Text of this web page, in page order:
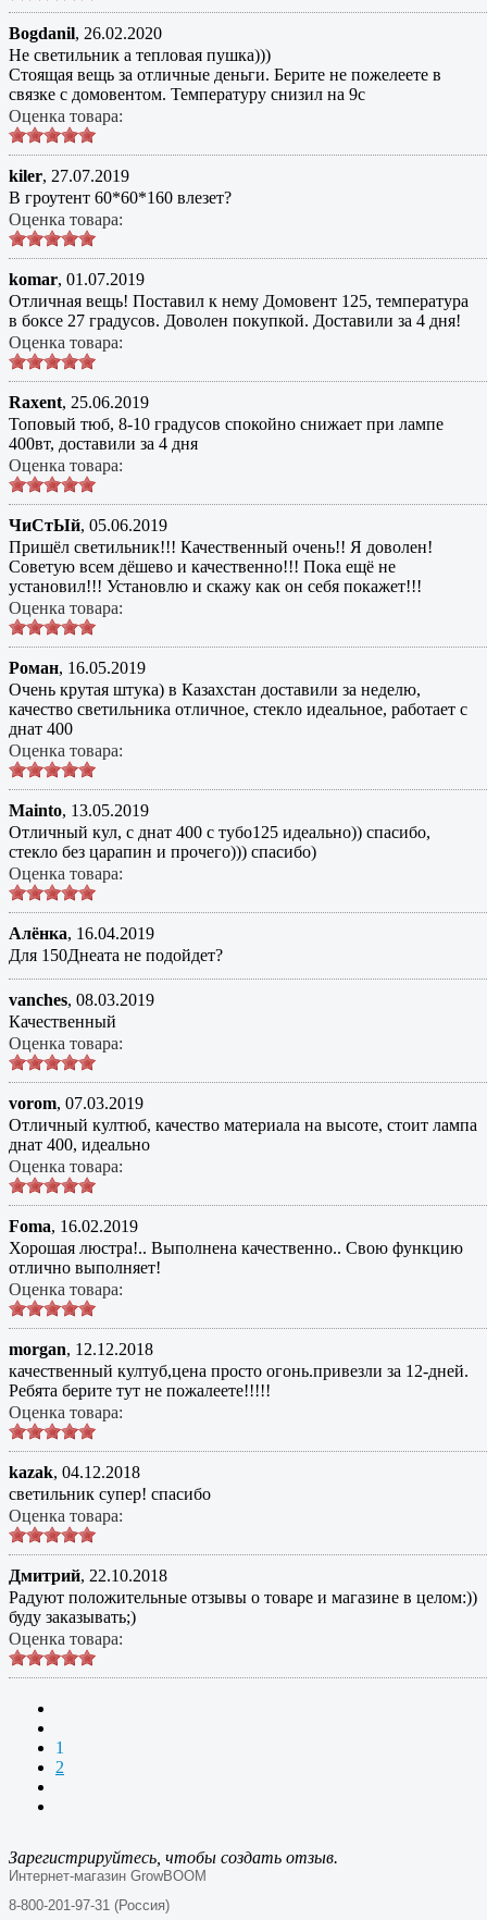
Bogdanil, 26.02.2020
Не светильник а тепловая пушка)))
Стоящая вещь за отличные деньги. Берите не пожелеете в
связке с домовентом. Температуру снизил на 9с
Оценка товара:
kiler, 27.07.2019
В гроутент 60*60*160 влезет?
Оценка товара:
komar, 01.07.2019
Отличная вещь! Поставил к нему Домовент 125, температура
в боксе 27 градусов. Доволен покупкой. Доставили за 4 дня!
Оценка товара:
Raxent, 25.06.2019
Топовый тюб, 8-10 градусов спокойно снижает при лампе
400вт, доставили за 4 дня
Оценка товара:
ЧиСтЫй, 05.06.2019
Пришёл светильник!!! Качественный очень!! Я доволен!
Советую всем дёшево и качественно!!! Пока ещё не
установил!!! Установлю и скажу как он себя покажет!!!
Оценка товара:
Роман, 16.05.2019
Очень крутая штука) в Казахстан доставили за неделю,
качество светильника отличное, стекло идеальное, работает с
днат 400
Оценка товара:
Mainto, 13.05.2019
Отличный кул, с днат 400 с тубо125 идеально)) спасибо,
стекло без царапин и прочего))) спасибо)
Оценка товара:
Алёнка, 16.04.2019
Для 150Днеата не подойдет?
vanches, 08.03.2019
Качественный
Оценка товара:
vorom, 07.03.2019
Отличный култюб, качество материала на высоте, стоит лампа
днат 400, идеально
Оценка товара:
Foma, 16.02.2019
Хорошая люстра!.. Выполнена качественно.. Свою функцию
отлично выполняет!
Оценка товара:
morgan, 12.12.2018
качественный култуб,цена просто огонь.привезли за 12-дней.
Ребята берите тут не пожалеете!!!!!
Оценка товара:
kazak, 04.12.2018
светильник супер! спасибо
Оценка товара:
Дмитрий, 22.10.2018
Радуют положительные отзывы о товаре и магазине в целом:))
буду заказывать;)
Оценка товара:
1
2
Зарегистрируйтесь, чтобы создать отзыв.
Интернет-магазин GrowBOOM
8-800-201-97-31 (Россия)